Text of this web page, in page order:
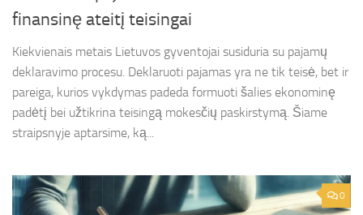
finansinę ateitį teisingai
Kiekvienais metais Lietuvos gyventojai susiduria su pajamų
deklaravimo procesu. Deklaruoti pajamas yra ne tik teisė, bet ir
pareiga, kurios vykdymas padeda formuoti šalies ekonominę
padėtį bei užtikrina teisingą mokesčių paskirstymą. Šiame
straipsnyje aptarsime, ką...
0